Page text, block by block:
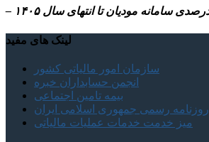
لینک های مفید
سازمان امور مالیاتی کشور
انجمن حسابداران خبره
بیمه تامین اجتماعی
روزنامه رسمی جمهوری اسلامی ایران
میز خدمت خدمات عملیات مالیاتی